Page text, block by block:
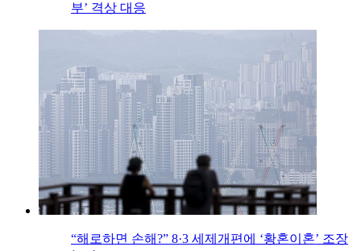
부’ 격상 대응
“해로하면 손해?” 8·3 세제개편에 ‘황혼이혼’ 조장